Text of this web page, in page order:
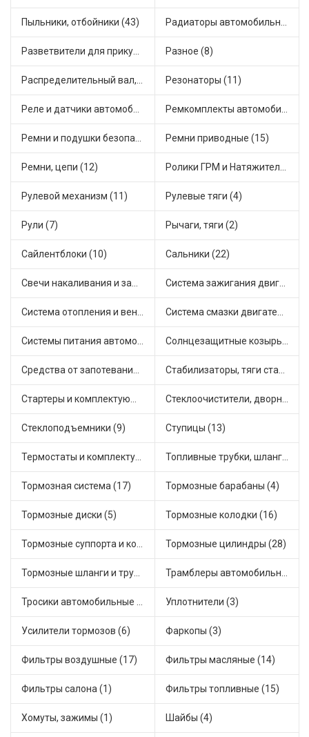
Пыльники, отбойники (43) Радиаторы автомобильные (10)
Разветвители для прикуривателя (4) Разное (8)
Распределительный вал, шестерни распределительного (5) Резонаторы (11)
Реле и датчики автомобильные (111) Ремкомплекты автомобильные (67)
Ремни и подушки безопасности (6) Ремни приводные (15)
Ремни, цепи (12) Ролики ГРМ и Натяжители (14)
Рулевой механизм (11) Рулевые тяги (4)
Рули (7) Рычаги, тяги (2)
Сайлентблоки (10) Сальники (22)
Свечи накаливания и зажигания (22) Система зажигания двигателя (5)
Система отопления и вентиляции (8) Система смазки двигателя (8)
Системы питания автомобиля (15) Солнцезащитные козырьки для салона автомобиля (1)
Средства от запотевания и размораживатели стекла (1) Стабилизаторы, тяги стабилизатора, стойки стабилиз (5)
Стартеры и комплектующие (27) Стеклоочистители, дворники (2)
Стеклоподъемники (9) Ступицы (13)
Термостаты и комплектующие системы охлаждения (50) Топливные трубки, шланги, магистрали и рампы (4)
Тормозная система (17) Тормозные барабаны (4)
Тормозные диски (5) Тормозные колодки (16)
Тормозные суппорта и комплектующие (3) Тормозные цилиндры (28)
Тормозные шланги и трубки (7) Трамблеры автомобильные (18)
Тросики автомобильные (18) Уплотнители (3)
Усилители тормозов (6) Фаркопы (3)
Фильтры воздушные (17) Фильтры масляные (14)
Фильтры салона (1) Фильтры топливные (15)
Хомуты, зажимы (1) Шайбы (4)